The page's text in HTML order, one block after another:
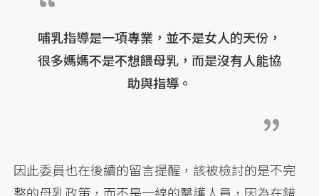
哺乳指導是一項專業，並不是女人的天份，
很多媽媽不是不想餵母乳，而是沒有人能協
助與指導。
因此委員也在後續的留言提醒，該被檢討的是不完
整的母乳政策，而不是一線的醫護人員，因為在錯